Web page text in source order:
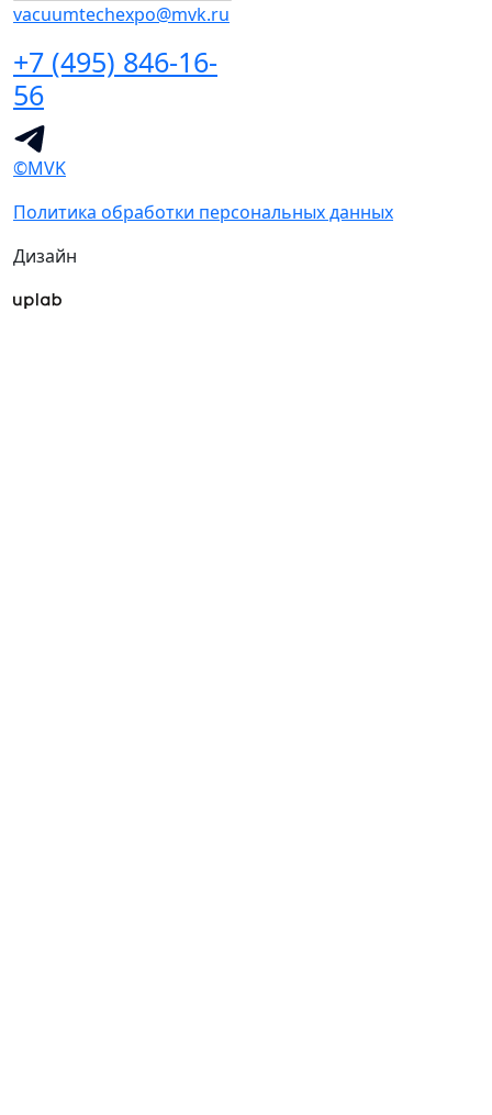
vacuumtechexpo@mvk.ru
+7 (495) 846-16-
56
©MVK
Политика обработки персональных данных
Дизайн